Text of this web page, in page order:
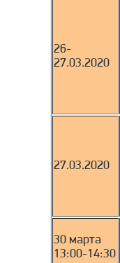
26-
27.03.2020
27.03.2020
30 марта
13:00-14:30